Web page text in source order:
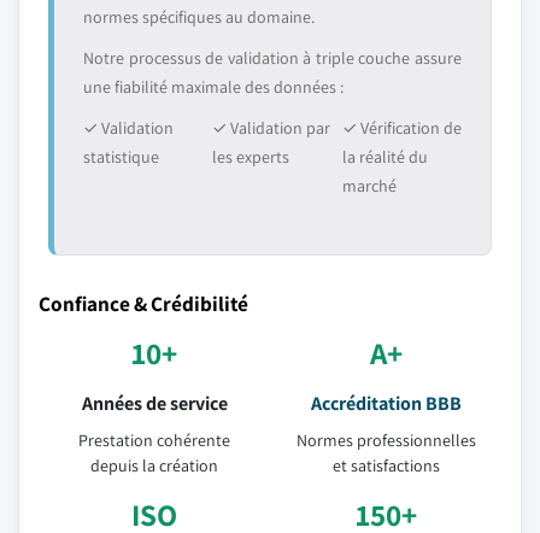
normes spécifiques au domaine.
Notre processus de validation à triple couche assure
une fiabilité maximale des données :
✓ Validation
statistique
✓ Validation par
les experts
✓ Vérification de
la réalité du
marché
Confiance & Crédibilité
10+
Années de service
Prestation cohérente
depuis la création
A+
Accréditation BBB
Normes professionnelles
et satisfactions
ISO 150+